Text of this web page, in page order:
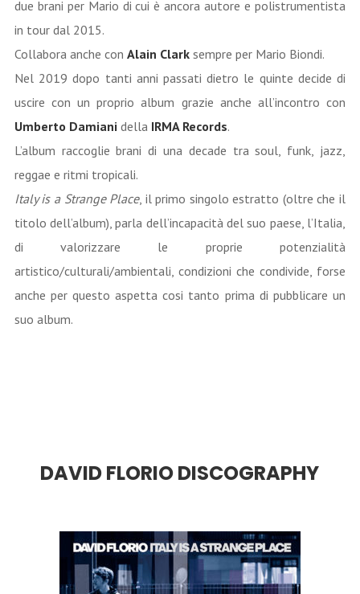
due brani per Mario di cui è ancora autore e polistrumentista
in tour dal 2015.
Collabora anche con Alain Clarksempre per Mario Biondi.
Nel 2019 dopo tanti anni passati dietro le quinte decide di
uscire con un proprio album grazie anche all’incontro con
Umberto Damianidella IRMA Records.
L’album raccoglie brani di una decade tra soul, funk, jazz,
reggae e ritmi tropicali.
Italy is a Strange Place, il primo singolo estratto (oltre che il
titolo dell’album), parla dell’incapacità del suo paese, l’Italia,
di valorizzare le proprie potenzialità
artistico/culturali/ambientali, condizioni che condivide, forse
anche per questo aspetta cosi tanto prima di pubblicare un
suo album.
DAVID FLORIO DISCOGRAPHY